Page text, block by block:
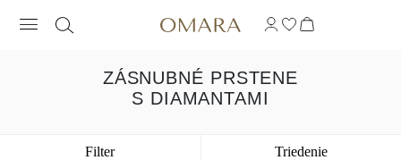
ZÁSNUBNÉ PRSTENE
S DIAMANTAMI
Filter Triedenie